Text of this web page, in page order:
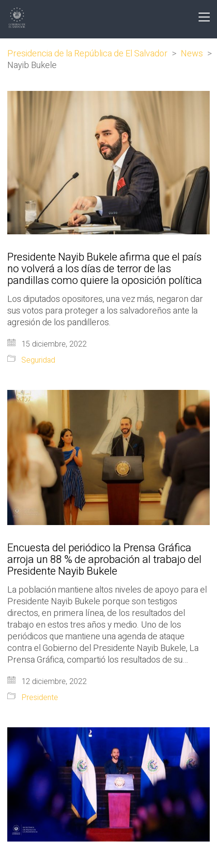
Presidencia de la República de El Salvador > News >
Nayib Bukele
Presidente Nayib Bukele afirma que el país
no volverá a los días de terror de las
pandillas como quiere la oposición política
Los diputados opositores, una vez más, negaron dar
sus votos para proteger a los salvadoreños ante la
agresión de los pandilleros.
15 diciembre, 2022
Seguridad
Encuesta del periódico la Prensa Gráfica
arroja un 88 % de aprobación al trabajo del
Presidente Nayib Bukele
La población mantiene altos niveles de apoyo para el
Presidente Nayib Bukele porque son testigos
directos, en primera línea, de los resultados del
trabajo en estos tres años y medio. Uno de los
periódicos que mantiene una agenda de ataque
contra el Gobierno del Presidente Nayib Bukele, La
Prensa Gráfica, compartió los resultados de su…
12 diciembre, 2022
Presidente